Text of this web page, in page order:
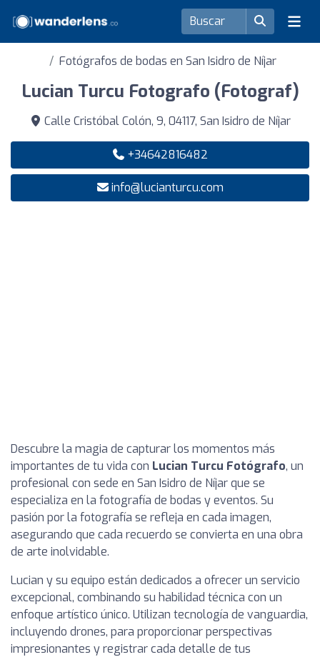
Fotógrafos de bodas en San Isidro de Níjar
Lucian Turcu Fotografo (Fotograf)
Calle Cristóbal Colón, 9, 04117, San Isidro de Níjar
+34642816482
info@lucianturcu.com
Descubre la magia de capturar los momentos más
importantes de tu vida con Lucian Turcu Fotógrafo, un
profesional con sede en San Isidro de Níjar que se
especializa en la fotografía de bodas y eventos. Su
pasión por la fotografía se refleja en cada imagen,
asegurando que cada recuerdo se convierta en una obra
de arte inolvidable.
Lucian y su equipo están dedicados a ofrecer un servicio
excepcional, combinando su habilidad técnica con un
enfoque artístico único. Utilizan tecnología de vanguardia,
incluyendo drones, para proporcionar perspectivas
impresionantes y registrar cada detalle de tus